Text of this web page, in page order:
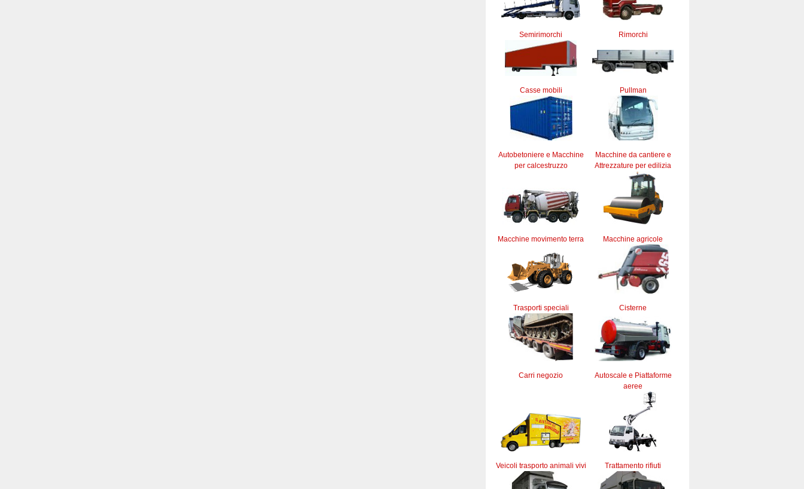
Semirimorchi Rimorchi
Casse mobili Pullman
Autobetoniere e Macchine
per calcestruzzo
Macchine da cantiere e
Attrezzature per edilizia
Macchine movimento terra Macchine agricole
Trasporti speciali Cisterne
Carri negozio
Autoscale e Piattaforme
aeree
Veicoli trasporto animali vivi Trattamento rifiuti